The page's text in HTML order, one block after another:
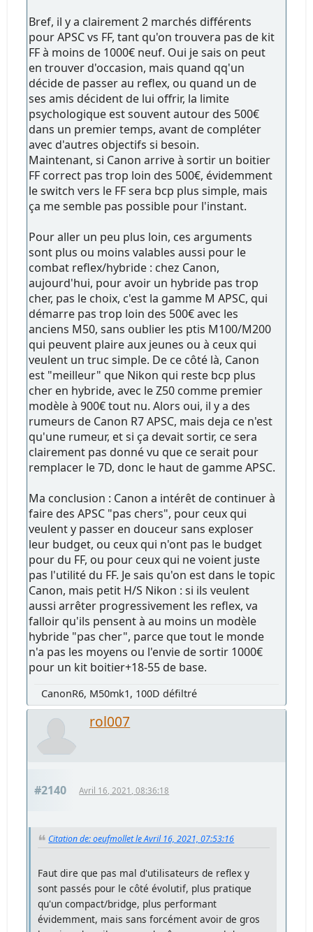
Bref, il y a clairement 2 marchés différents
pour APSC vs FF, tant qu'on trouvera pas de kit
FF à moins de 1000€ neuf. Oui je sais on peut
en trouver d'occasion, mais quand qq'un
décide de passer au reflex, ou quand un de
ses amis décident de lui offrir, la limite
psychologique est souvent autour des 500€
dans un premier temps, avant de compléter
avec d'autres objectifs si besoin.
Maintenant, si Canon arrive à sortir un boitier
FF correct pas trop loin des 500€, évidemment
le switch vers le FF sera bcp plus simple, mais
ça me semble pas possible pour l'instant.
Pour aller un peu plus loin, ces arguments
sont plus ou moins valables aussi pour le
combat reflex/hybride : chez Canon,
aujourd'hui, pour avoir un hybride pas trop
cher, pas le choix, c'est la gamme M APSC, qui
démarre pas trop loin des 500€ avec les
anciens M50, sans oublier les ptis M100/M200
qui peuvent plaire aux jeunes ou à ceux qui
veulent un truc simple. De ce côté là, Canon
est "meilleur" que Nikon qui reste bcp plus
cher en hybride, avec le Z50 comme premier
modèle à 900€ tout nu. Alors oui, il y a des
rumeurs de Canon R7 APSC, mais deja ce n'est
qu'une rumeur, et si ça devait sortir, ce sera
clairement pas donné vu que ce serait pour
remplacer le 7D, donc le haut de gamme APSC.
Ma conclusion : Canon a intérêt de continuer à
faire des APSC "pas chers", pour ceux qui
veulent y passer en douceur sans exploser
leur budget, ou ceux qui n'ont pas le budget
pour du FF, ou pour ceux qui ne voient juste
pas l'utilité du FF. Je sais qu'on est dans le topic
Canon, mais petit H/S Nikon : si ils veulent
aussi arrêter progressivement les reflex, va
falloir qu'ils pensent à au moins un modèle
hybride "pas cher", parce que tout le monde
n'a pas les moyens ou l'envie de sortir 1000€
pour un kit boitier+18-55 de base.
CanonR6, M50mk1, 100D défiltré
rol007
#2140 Avril 16, 2021, 08:36:18
Citation de: oeufmollet le Avril 16, 2021, 07:53:16
Faut dire que pas mal d'utilisateurs de reflex y
sont passés pour le côté évolutif, plus pratique
qu'un compact/bridge, plus performant
évidemment, mais sans forcément avoir de gros